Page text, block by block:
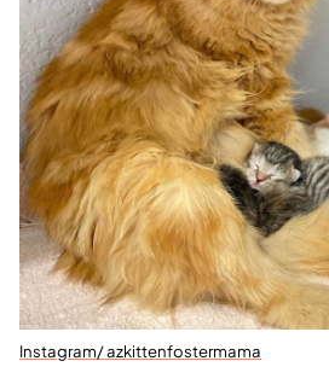
Instagram/ azkittenfostermama